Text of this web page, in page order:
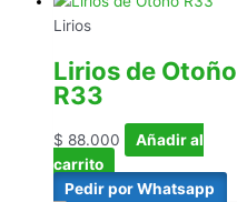
Lirios
Lirios de Otoño
R33
$ 88.000
Añadir al
carrito
Pedir por Whatsapp